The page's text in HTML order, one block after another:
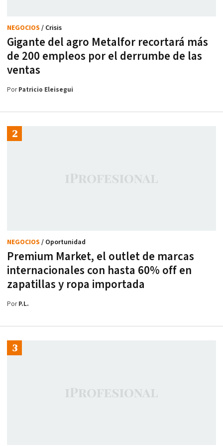
Gigante del agro Metalfor recortará más
de 200 empleos por el derrumbe de las
ventas
NEGOCIOS / Crisis
PorPatricio Eleisegui
Premium Market, el outlet de marcas
internacionales con hasta 60% off en
zapatillas y ropa importada
NEGOCIOS / Oportunidad
PorP.L.